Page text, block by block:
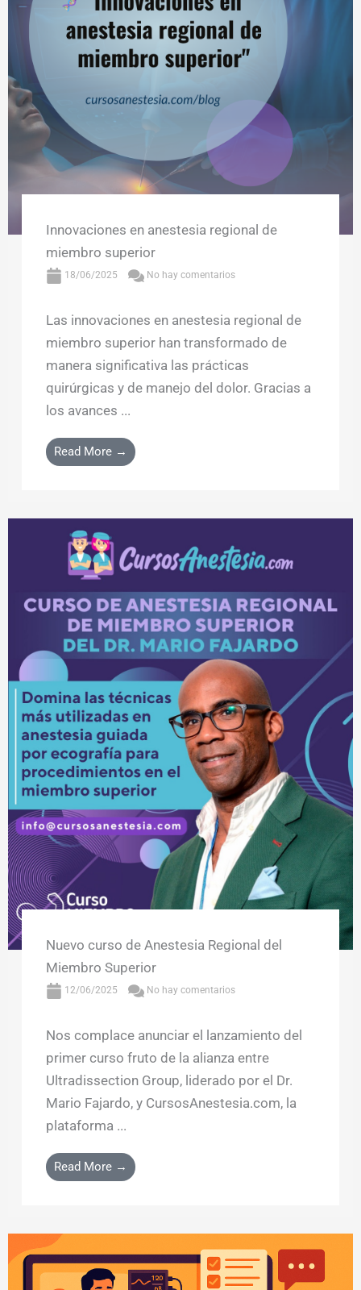
Innovaciones en anestesia regional de
miembro superior
18/06/2025 No hay comentarios
Las innovaciones en anestesia regional de
miembro superior han transformado de
manera significativa las prácticas
quirúrgicas y de manejo del dolor. Gracias a
los avances ...
Read More →
Nuevo curso de Anestesia Regional del
Miembro Superior
12/06/2025 No hay comentarios
Nos complace anunciar el lanzamiento del
primer curso fruto de la alianza entre
Ultradissection Group, liderado por el Dr.
Mario Fajardo, y CursosAnestesia.com, la
plataforma ...
Read More →